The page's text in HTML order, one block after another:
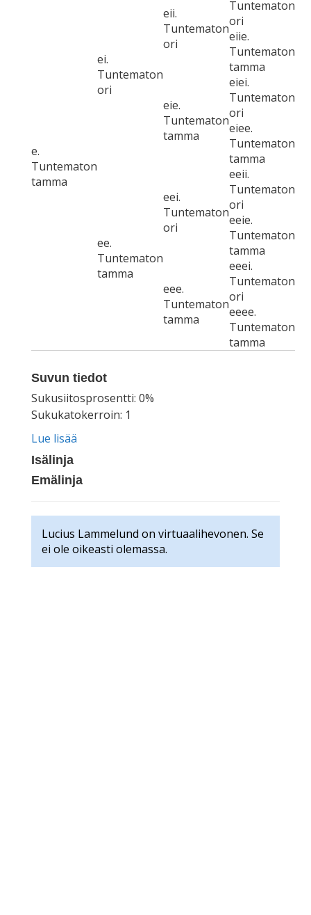
e.
Tuntematon
tamma
ei.
Tuntematon
ori
eii.
Tuntematon
ori
Tuntematon
ori
eiie.
Tuntematon
tamma
eie.
Tuntematon
tamma
eiei.
Tuntematon
ori
eiee.
Tuntematon
tamma
ee.
Tuntematon
tamma
eei.
Tuntematon
ori
eeii.
Tuntematon
ori
eeie.
Tuntematon
tamma
eee.
Tuntematon
tamma
eeei.
Tuntematon
ori
eeee.
Tuntematon
tamma
Suvun tiedot
Sukusiitosprosentti: 0%
Sukukatokerroin: 1
Lue lisää
Isälinja
Emälinja
Lucius Lammelund on virtuaalihevonen. Se
ei ole oikeasti olemassa.